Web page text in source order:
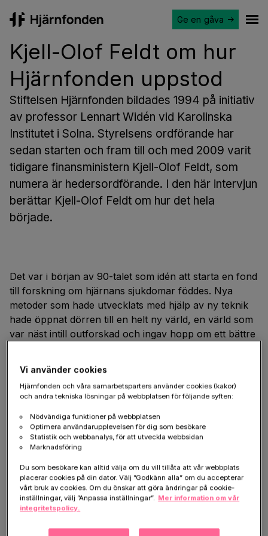
Ge en gåva
Kjell-Olof Feldt om hur
Hjärnfonden uppstod
Stiftelsen Hjärnfonden bildades 1994 på initiativ
av professor Lennart Widén vid Karolinska
Institutet i Solna. Styrelsens ordförande har
sedan starten och fram till och med 2009 varit
tidigare finansministern Kjell-Olof Feldt, som
numera är hedersordförande. I den här intervjun
berättar Kjell-Olof Feldt om hur det hela
började.
Det var i början av 90-talet som idén att starta en fond
till forskning om hjärnans sjukdomar föddes. Nya
metoder som hade utvecklats med hjälp av ny teknik
hade öppnat dörren till en helt ny värld, en värld som
var näst intill outforskad och ingav hopp om ett bättre
Institutet och insåg tidigt behovet av en alternativ
finansieringsplan. De statliga bidragen var långt ifrån
tillräckliga för att kunna genomföra den avancerade
skapa en förståelse för vår mest avancerade
kroppsdel. Hjärnfonden i sin nuvarande form
grundades 1994 och som första ordförande valdes
den tidigare finansministern Kjell-Olof Feldt.
Det bästa minne jag bär
med mig från åren i
Hjärnfondens styrelse är
Vi använder cookies
Hjärnfonden och våra samarbetsparters använder cookies (kakor)
och andra tekniska lösningar på webbplatsen för följande syften:
Nödvändiga funktioner på webbplatsen
Optimera användarupplevelsen för dig som besökare
Statistik och webbanalys, för att utveckla webbsidan
Marknadsföring
Du som besökare kan alltid välja om du vill tillåta att vår webbplats
placerar cookies på din dator. Välj ”Godkänn alla” om du accepterar
vårt bruk av cookies. Om du önskar att göra ändringar på cookie-
inställningar, välj ”Anpassa inställningar”. Mer information om vår
integritetspolicy.